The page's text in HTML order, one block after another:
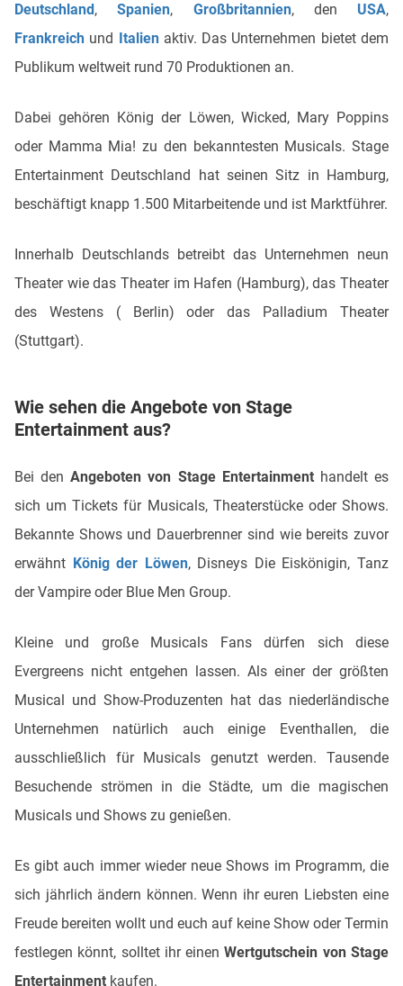
Deutschland ,Spanien, Großbritannien, den USA,
Frankreich und Italienaktiv. Das Unternehmen bietet dem
Publikum weltweit rund 70 Produktionen an.
Dabei gehören König der Löwen, Wicked, Mary Poppins
oder Mamma Mia! zu den bekanntesten Musicals. Stage
Entertainment Deutschland hat seinen Sitz in Hamburg,
beschäftigt knapp 1.500 Mitarbeitende und ist Marktführer.
Innerhalb Deutschlands betreibt das Unternehmen neun
Theater wie das Theater im Hafen (Hamburg), das Theater
des Westens ( Berlin) oder das Palladium Theater
(Stuttgart).
Wie sehen die Angebote von Stage
Entertainment aus?
Bei denAngeboten von Stage Entertainmenthandelt es
sich um Tickets für Musicals, Theaterstücke oder Shows.
Bekannte Shows und Dauerbrenner sind wie bereits zuvor
erwähnt König der Löwen, Disneys Die Eiskönigin, Tanz
der Vampire oder Blue Men Group.
Kleine und große Musicals Fans dürfen sich diese
Evergreens nicht entgehen lassen. Als einer der größten
Musical und Show-Produzenten hat das niederländische
Unternehmen natürlich auch einige Eventhallen, die
ausschließlich für Musicals genutzt werden. Tausende
Besuchende strömen in die Städte, um die magischen
Musicals und Shows zu genießen.
Es gibt auch immer wieder neue Shows im Programm, die
sich jährlich ändern können. Wenn ihr euren Liebsten eine
Freude bereiten wollt und euch auf keine Show oder Termin
festlegen könnt, solltet ihr einenWertgutschein von Stage
Entertainment kaufen.